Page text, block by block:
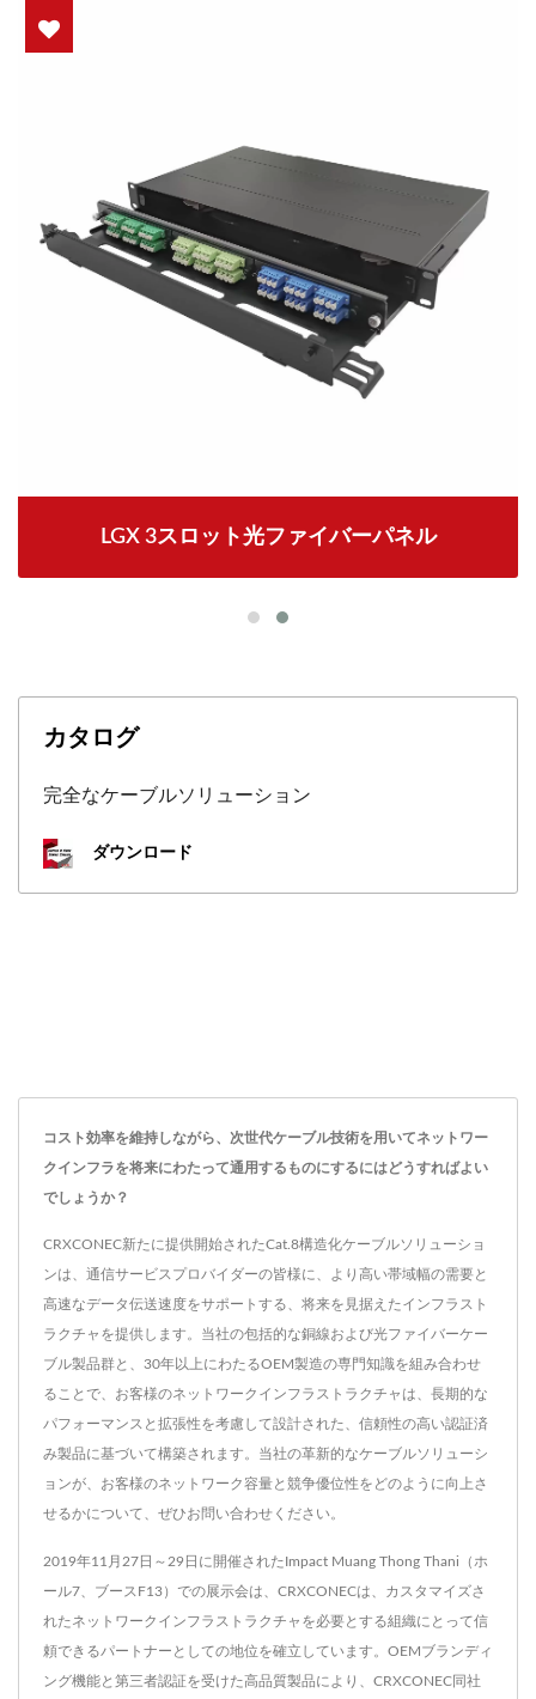
LGX 3スロット光ファイバーパネル
カタログ
完全なケーブルソリューション
ダウンロード
コスト効率を維持しながら、次世代ケーブル技術を用いてネットワー
クインフラを将来にわたって通用するものにするにはどうすればよい
でしょうか？
CRXCONEC新たに提供開始されたCat.8構造化ケーブルソリューショ
ンは、通信サービスプロバイダーの皆様に、より高い帯域幅の需要と
高速なデータ伝送速度をサポートする、将来を見据えたインフラスト
ラクチャを提供します。当社の包括的な銅線および光ファイバーケー
ブル製品群と、30年以上にわたるOEM製造の専門知識を組み合わせ
ることで、お客様のネットワークインフラストラクチャは、長期的な
パフォーマンスと拡張性を考慮して設計された、信頼性の高い認証済
み製品に基づいて構築されます。当社の革新的なケーブルソリューシ
ョンが、お客様のネットワーク容量と競争優位性をどのように向上さ
せるかについて、ぜひお問い合わせください。
2019年11月27日～29日に開催されたImpact Muang Thong Thani（ホ
ール7、ブースF13）での展示会は、CRXCONECは、カスタマイズさ
れたネットワークインフラストラクチャを必要とする組織にとって信
頼できるパートナーとしての地位を確立しています。OEMブランディ
ング機能と第三者認証を受けた高品質製品により、CRXCONEC同社